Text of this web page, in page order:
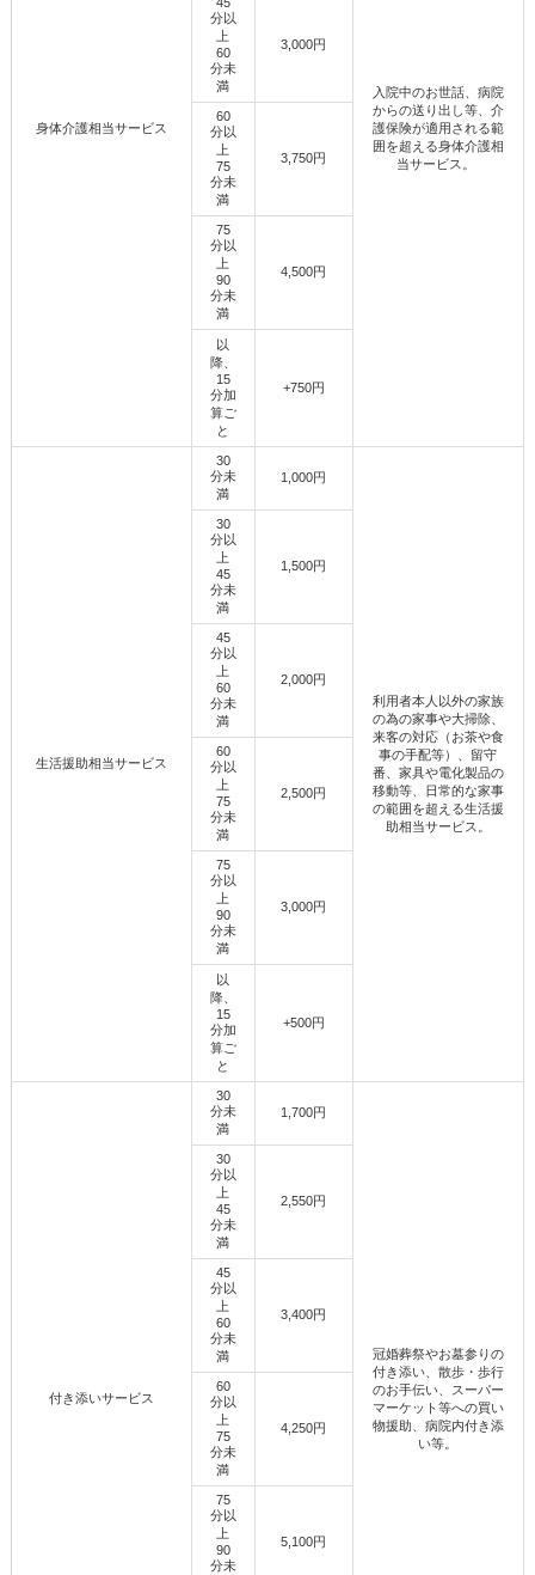
身体介護相当サービス
入院中のお世話、病院
からの送り出し等、介
護保険が適用される範
囲を超える身体介護相
当サービス。
分以
上
60
分未
満
3,000円
60
分以
上
75
分未
満
3,750円
75
分以
上
90
分未
満
4,500円
以
降、
15
分加
算ご
と
+750円
生活援助相当サービス
30
分未
満
1,000円
利用者本人以外の家族
の為の家事や大掃除、
来客の対応（お茶や食
事の手配等）、留守
番、家具や電化製品の
移動等、日常的な家事
の範囲を超える生活援
助相当サービス。
30
分以
上
45
分未
満
1,500円
45
分以
上
60
分未
満
2,000円
60
分以
上
75
分未
満
2,500円
75
分以
上
90
分未
満
3,000円
以
降、
15
分加
算ご
と
+500円
付き添いサービス
30
分未
満
1,700円
冠婚葬祭やお墓参りの
付き添い、散歩・歩行
のお手伝い、スーパー
マーケット等への買い
物援助、病院内付き添
い等。
30
分以
上
45
分未
満
2,550円
45
分以
上
60
分未
満
3,400円
60
分以
上
75
分未
満
4,250円
75
分以
上
90
分未
5,100円